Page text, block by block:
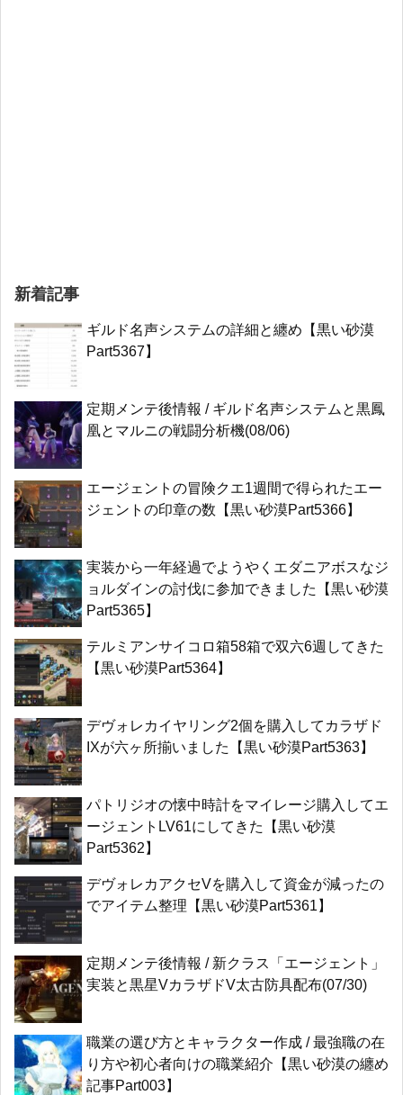
新着記事
ギルド名声システムの詳細と纏め【黒い砂漠
Part5367】
定期メンテ後情報 / ギルド名声システムと黒鳳
凰とマルニの戦闘分析機(08/06)
エージェントの冒険クエ1週間で得られたエー
ジェントの印章の数【黒い砂漠Part5366】
実装から一年経過でようやくエダニアボスなジ
ョルダインの討伐に参加できました【黒い砂漠
Part5365】
テルミアンサイコロ箱58箱で双六6週してきた
【黒い砂漠Part5364】
デヴォレカイヤリング2個を購入してカラザド
IXが六ヶ所揃いました【黒い砂漠Part5363】
パトリジオの懐中時計をマイレージ購入してエ
ージェントLV61にしてきた【黒い砂漠
Part5362】
デヴォレカアクセVを購入して資金が減ったの
でアイテム整理【黒い砂漠Part5361】
定期メンテ後情報 / 新クラス「エージェント」
実装と黒星VカラザドV太古防具配布(07/30)
職業の選び方とキャラクター作成 / 最強職の在
り方や初心者向けの職業紹介【黒い砂漠の纏め
記事Part003】